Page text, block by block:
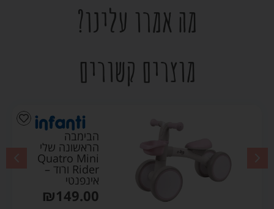
מה אמרו עלינו?
מוצרים קשורים
הבימבה
הראשונה שלי
Quatro Mini
Rider ורוד –
אינפנטי
₪149.00